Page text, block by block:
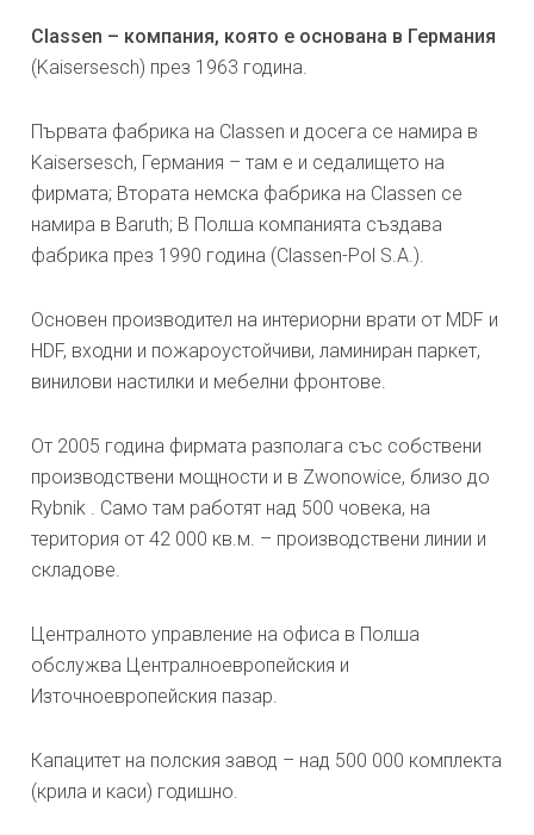
Classen – компания, която е основана в Германия
(Kaisersesch) през 1963 година.
Първата фабрика на Classen и досега се намира в
Kaisersesch, Германия – там е и седалището на
фирмата; Втората немска фабрика на Classen се
намира в Baruth; В Полша компанията създава
фабрика през 1990 година (Classen-Pol S.A.).
Основен производител на интериорни врати от MDF и
HDF, входни и пожароустойчиви, ламиниран паркет,
винилови настилки и мебелни фронтове.
От 2005 година фирмата разполага със собствени
производствени мощности и в Zwonowice, близо до
Rybnik . Само там работят над 500 човека, на
територия от 42 000 кв.м. – производствени линии и
складове.
Централното управление на офиса в Полша
обслужва Централноевропейския и
Източноевропейския пазар.
Капацитет на полския завод – над 500 000 комплекта
(крила и каси) годишно.